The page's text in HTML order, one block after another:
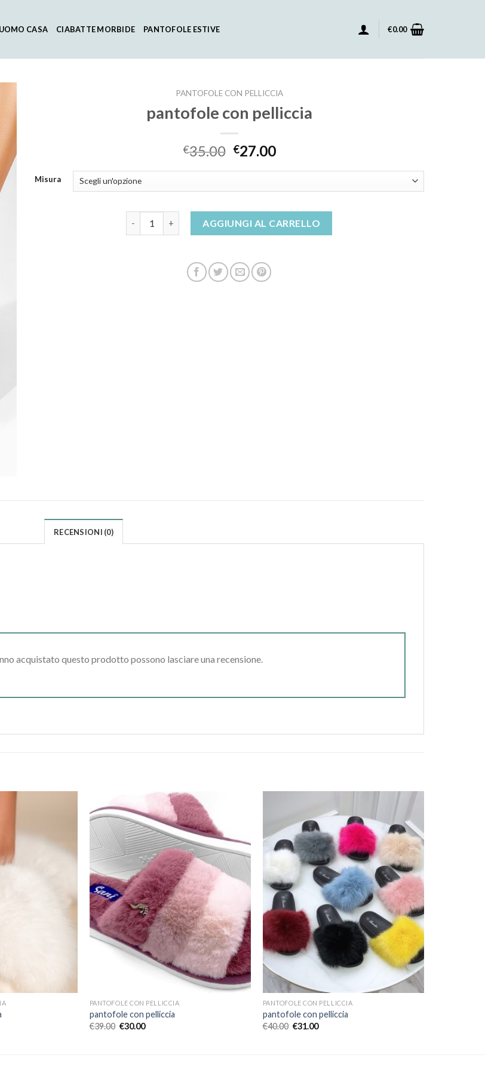
CASA CIABATTE MORBIDE PANTOFOLE ESTIVE €0.00
PANTOFOLE CON PELLICCIA
pantofole con pelliccia
€35.00 €27.00
Misura
AGGIUNGI AL CARRELLO
RECENSIONI (0)
acquistato questo prodotto possono lasciare una recensione.
PANTOFOLE CON PELLICCIA
pantofole con pelliccia
€39.00 €30.00
PANTOFOLE CON PELLICCIA
pantofole con pelliccia
€40.00 €31.00